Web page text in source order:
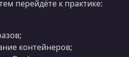
перейдёте к практике:
контейнеров;